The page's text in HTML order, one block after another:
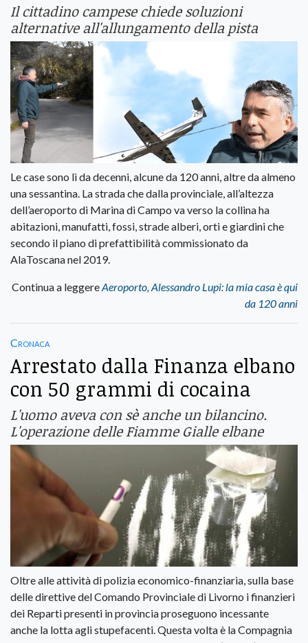
Il cittadino campese chiede soluzioni
alternative all'allungamento della pista
Le case sono lì da decenni, alcune da 120 anni, altre da almeno
una sessantina. La strada che dalla provinciale, all’altezza
dell’aeroporto di Marina di Campo va verso la collina ha
abitazioni, manufatti, fossi, strade alberi, orti e giardini che
secondo il piano di prefattibilità commissionato da
AlaToscana nel 2019.
Continua a leggereAeroporto, Alessandro Lupi: la mia casa è qui
da 120 anni
Cronaca
Arrestato dalla Finanza elbano
con 50 grammi di cocaina
L'uomo aveva con sè anche un bilancino.
L'operazione delle Fiamme Gialle elbane
Oltre alle attività di polizia economico-finanziaria, sulla base
delle direttive del Comando Provinciale di Livorno i finanzieri
dei Reparti presenti in provincia proseguono incessante
anche la lotta agli stupefacenti. Questa volta è la Compagnia